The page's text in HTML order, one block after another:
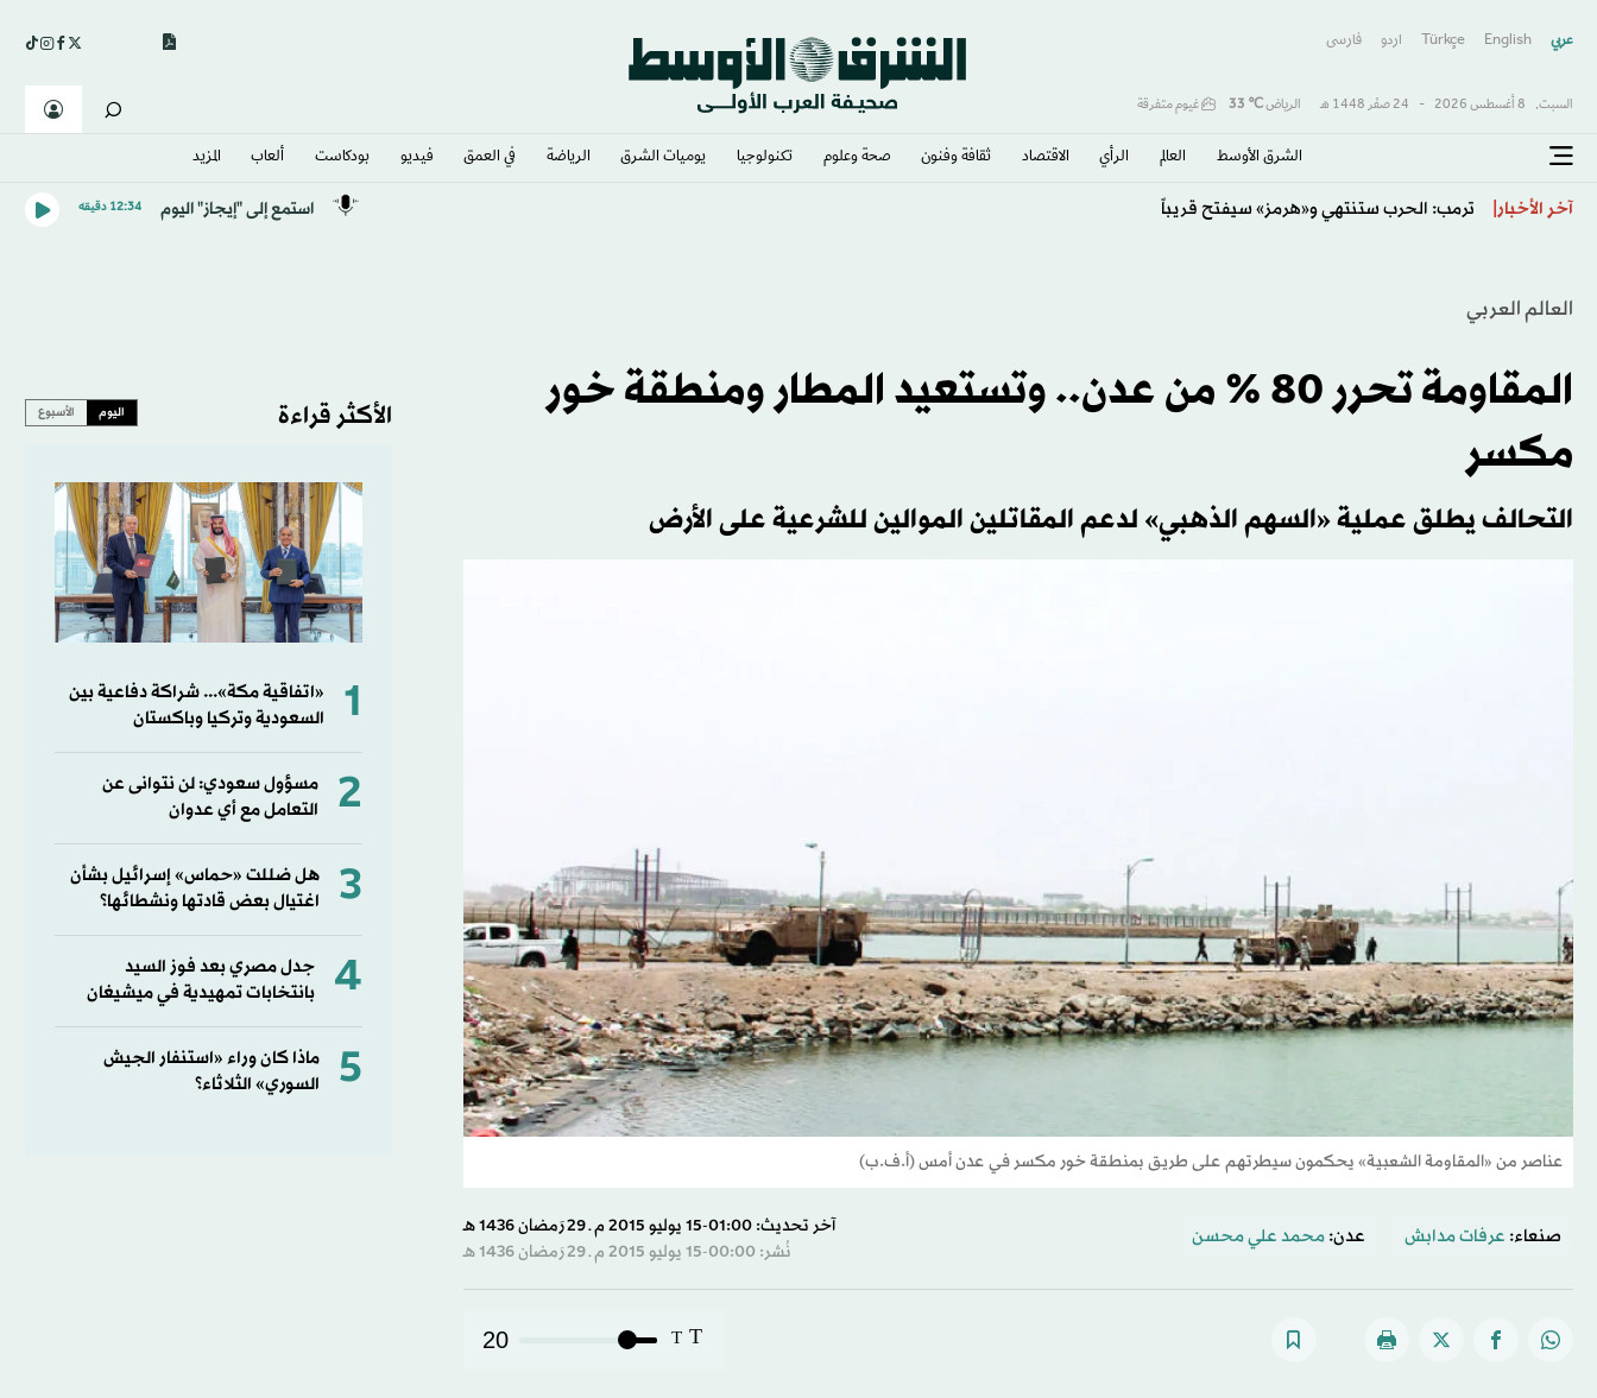
عربي English
Türkçe اردو فارسى
السبت, 8 أغسطس 2026 - 24 صفَر 1448 هـ الرياض℃
33 غيوم متفرقة
الشرق الأوسط​ العالم الرأي الاقتصاد ثقافة وفنون صحة وعلوم تكنولوجيا يوميات الشرق​ الرياضة في العمق فيديو بودكاست ألعاب المزيد
آخر الأخبار بغداد تضبط الأمن في «مناطق رخوة» استمع إلى "إيجاز" اليوم 12:34 دقيقه
العالم العربي
المقاومة تحرر 80 % من عدن.. وتستعيد المطار ومنطقة خور
مكسر
التحالف يطلق عملية «السهم الذهبي» لدعم المقاتلين الموالين للشرعية على الأرض
عناصر من «المقاومة الشعبية» يحكمون سيطرتهم على طريق بمنطقة خور مكسر في عدن أمس (أ.ف.ب)
صنعاء: عرفات مدابش عدن: محمد علي محسن
آخر تحديث: 01:00-15 يوليو 2015 م ـ 29 رَمضان 1436 هـ
نُشر: 00:00-15 يوليو 2015 م ـ 29 رَمضان 1436 هـ
T
T
20
الأكثر قراءة اليوم الأسبوع
1
«اتفاقية مكة»... شراكة دفاعية بين
السعودية وتركيا وباكستان
2
مسؤول سعودي: لن نتوانى عن
التعامل مع أي عدوان
3
هل ضللت «حماس» إسرائيل بشأن
اغتيال بعض قادتها ونشطائها؟
4
جدل مصري بعد فوز السيد
بانتخابات تمهيدية في ميشيغان
5
ماذا كان وراء «استنفار الجيش
السوري» الثلاثاء؟